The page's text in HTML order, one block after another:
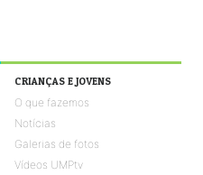
CRIANÇAS E JOVENS
O que fazemos
Notícias
Galerias de fotos
Vídeos UMPtv